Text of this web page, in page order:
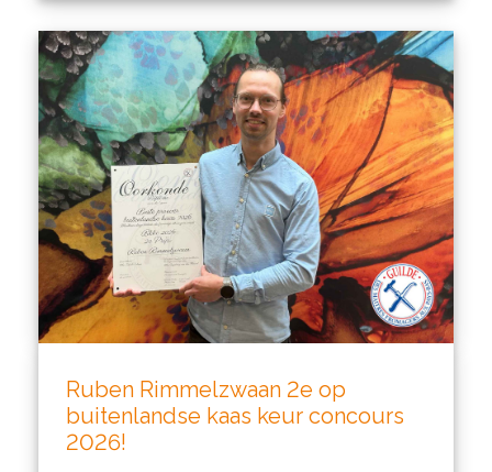
Ruben Rimmelzwaan 2e op
buitenlandse kaas keur concours
2026!